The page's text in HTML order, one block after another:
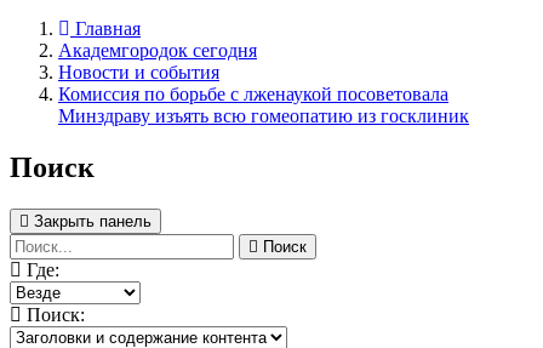
Главная
Академгородок сегодня
Новости и события
Комиссия по борьбе с лженаукой посоветовала
Минздраву изъять всю гомеопатию из госклиник
Поиск
Закрыть панель
Поиск
Где:
Поиск: